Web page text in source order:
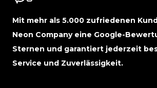
Mit mehr als 5.000 zufriedenen
Neon Company eine Google-
Sternen und garantiert jederzeit
Service und Zuverlässigkeit.